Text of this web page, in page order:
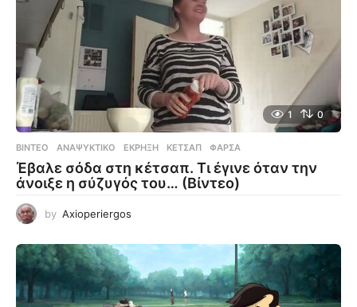
1 0
ΒΊΝΤΕΟ ΑΝΑΨΥΚΤΙΚΌ ,ΈΚΡΗΞΗ ,ΚΈΤΣΑΠ ,ΦΆΡΣΑ
Έβαλε σόδα στη κέτσαπ. Τι έγινε όταν την
άνοιξε η σύζυγός του… (Βίντεο)
by Axioperiergos